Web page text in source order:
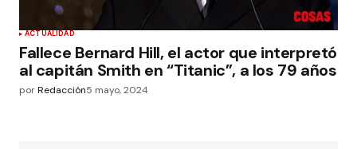
ACTUALIDAD
Fallece Bernard Hill, el actor que interpretó
al capitán Smith en “Titanic”, a los 79 años
porRedacción5 mayo, 2024